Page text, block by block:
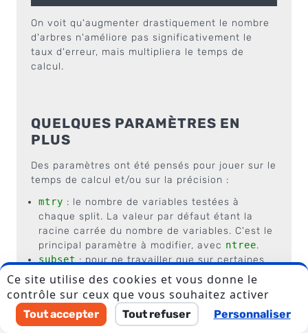
On voit qu'augmenter drastiquement le nombre
d'arbres n'améliore pas significativement le
taux d'erreur, mais multipliera le temps de
calcul.
QUELQUES PARAMÈTRES EN
PLUS
Des paramètres ont été pensés pour jouer sur le
temps de calcul et/ou sur la précision :
mtry : le nombre de variables testées à
chaque split. La valeur par défaut étant la
racine carrée du nombre de variables. C'est le
principal paramètre à modifier, avec ntree.
subset: pour ne travailler que sur certaines
parties de votre jeu de données.
replace
: le sampling est-il fait avec ou sans
remplacement ?
nodesize: la taille maximale des noeuds (plus
Ce site utilise des cookies et vous donne le
contrôle sur ceux que vous souhaitez activer
Tout accepter Tout refuser Personnaliser